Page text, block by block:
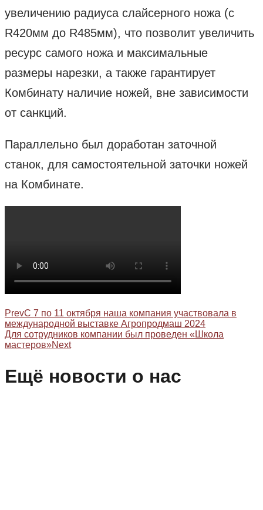
увеличению радиуса слайсерного ножа (с
R420мм до R485мм), что позволит увеличить
ресурс самого ножа и максимальные
размеры нарезки, а также гарантирует
Комбинату наличие ножей, вне зависимости
от санкций.
Параллельно был доработан заточной
станок, для самостоятельной заточки ножей
на Комбинате.
PrevС 7 по 11 октября наша компания участвовала в
международной выставке Агропродмаш 2024
Для сотрудников компании был проведен «Школа
мастеров»Next
Ещё новости о нас